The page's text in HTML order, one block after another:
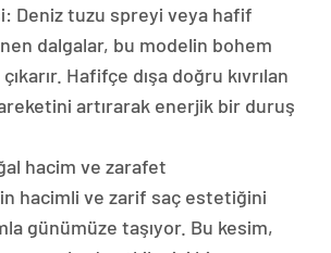
Deniz tuzu spreyi veya hafif
dalgalar, bu modelin bohem
Hafifçe dışa doğru kıvrılan
artırarak enerjik bir duruş
hacim ve zarafet
hacimli ve zarif saç estetiğini
günümüze taşıyor. Bu kesim,